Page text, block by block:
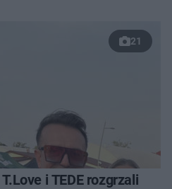
21
i TEDE rozgrzali